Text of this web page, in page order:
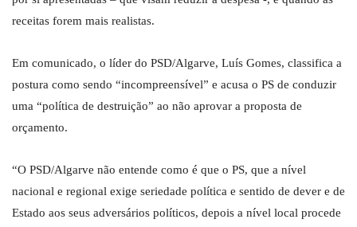
receitas forem mais realistas.
Em comunicado, o líder do PSD/Algarve, Luís Gomes, classifica a
postura como sendo “incompreensível” e acusa o PS de conduzir
uma “política de destruição” ao não aprovar a proposta de
orçamento.
“O PSD/Algarve não entende como é que o PS, que a nível
nacional e regional exige seriedade política e sentido de dever e de
Estado aos seus adversários políticos, depois a nível local procede